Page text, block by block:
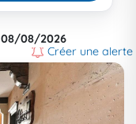
08/08/2026
Créer une alerte